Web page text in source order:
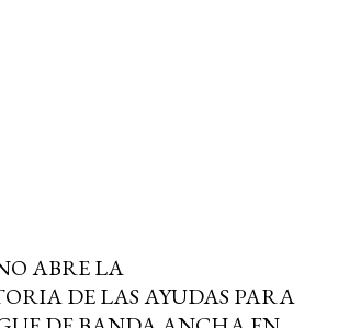
ABRE LA
DE LAS AYUDAS PARA